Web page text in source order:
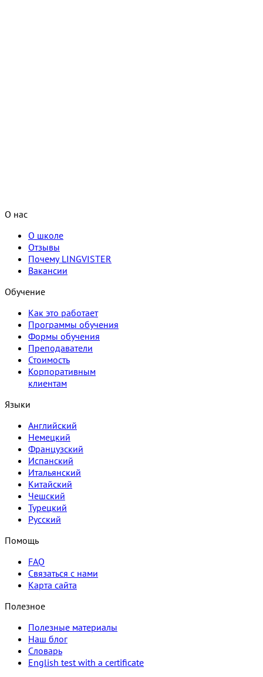
О нас
О школе
Отзывы
Почему LINGVISTER
Вакансии
Обучение
Как это работает
Программы обучения
Формы обучения
Преподаватели
Стоимость
Корпоративным
клиентам
Языки
Английский
Немецкий
Французский
Испанский
Итальянский
Китайский
Чешский
Турецкий
Русский
Помощь
FAQ
Связаться с нами
Карта сайта
Полезное
Полезные материалы
Наш блог
Словарь
English test with a certificate